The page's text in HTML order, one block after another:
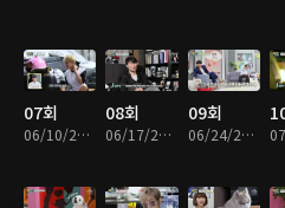
07회
06/10/2017 • 1시간 15분
08회
06/17/2017 • 1시간 15분
09회
06/24/2017 • 1시간 15분